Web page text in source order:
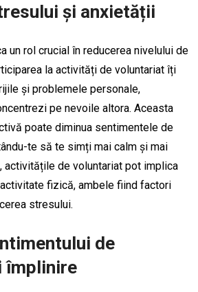
și anxietății
un rol crucial în reducerea nivelului de
la activități de voluntariat îți
și problemele personale,
pe nevoile altora. Aceasta
poate diminua sentimentele de
te să te simți mai calm și mai
activitățile de voluntariat pot implica
fizică, ambele fiind factori
stresului.
de
împlinire